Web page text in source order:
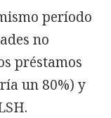
período
no
préstamos
un 80%) y